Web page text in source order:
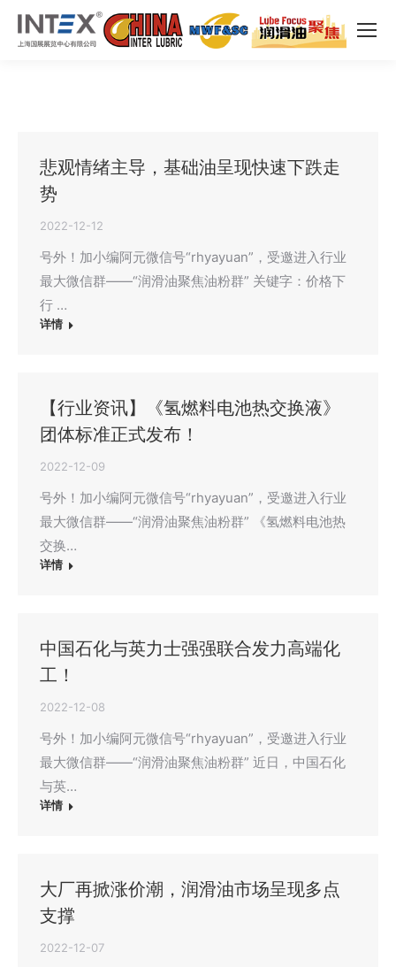
悲观情绪主导，基础油呈现快速下跌走
势
2022-12-12
号外！加小编阿元微信号“rhyayuan”，受邀进入行业
最大微信群——“润滑油聚焦油粉群” 关键字：价格下
行 …
详情
【行业资讯】《氢燃料电池热交换液》
团体标准正式发布！
2022-12-09
号外！加小编阿元微信号“rhyayuan”，受邀进入行业
最大微信群——“润滑油聚焦油粉群” 《氢燃料电池热
交换…
详情
中国石化与英力士强强联合发力高端化
工！
2022-12-08
号外！加小编阿元微信号“rhyayuan”，受邀进入行业
最大微信群——“润滑油聚焦油粉群” 近日，中国石化
与英…
详情
大厂再掀涨价潮，润滑油市场呈现多点
支撑
2022-12-07